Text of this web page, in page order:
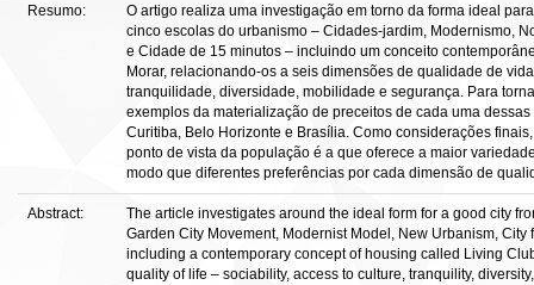
Resumo:
O artigo realiza uma investigação em torno da forma ideal
cinco escolas do urbanismo – Cidades-jardim, Modernismo,
e Cidade de 15 minutos – incluindo um conceito
Morar, relacionando-os a seis dimensões de qualidade de
tranquilidade, diversidade, mobilidade e segurança. Para
exemplos da materialização de preceitos de cada uma
Curitiba, Belo Horizonte e Brasília. Como considerações
ponto de vista da população é a que oferece a maior
modo que diferentes preferências por cada dimensão de
Abstract:
The article investigates around the ideal form for a good city
Garden City Movement, Modernist Model, New Urbanism,
including a contemporary concept of housing called Living
quality of life – sociability, access to culture, tranquility,